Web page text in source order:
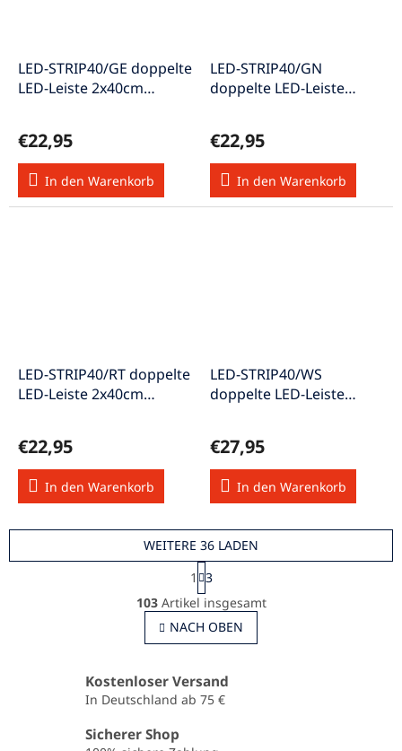
LED-STRIP40/GE doppelte
LED-Leiste 2x40cm
€22,95
In den Warenkorb
LED-STRIP40/GN
doppelte LED-Leiste
€22,95
In den Warenkorb
LED-STRIP40/RT doppelte
LED-Leiste 2x40cm
€22,95
In den Warenkorb
LED-STRIP40/WS
doppelte LED-Leiste
€27,95
In den Warenkorb
S
t
e
u
r
e
m
WEITERE 36 LADEN
P
a
g
i
n
i
r
u
n
1
3
103Artikel insgesamt
NACH OBEN
Kostenloser Versand
In Deutschland ab 75 €
Sicherer Shop